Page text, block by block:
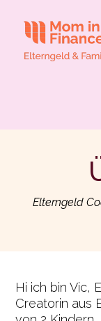
Elterngeld
Hi ich bin Vic,
Creatorin aus